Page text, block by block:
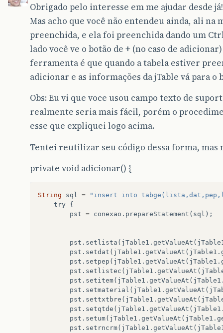
Obrigado pelo interesse em me ajudar desde já!
Mas acho que você não entendeu ainda, ali na
preenchida, e ela foi preenchida dando um
lado você ve o botão de + (no caso de
ferramenta é que quando a tabela estiver
adicionar e as informações da jTable vá para o
Obs: Eu vi que voce usou campo texto de
realmente seria mais fácil, porém o
esse que expliquei logo acima.
Tentei reutilizar seu código dessa forma, mas
private void adicionar() {
String sql =
"insert into
try {
pst = conexao.prepareStatement ( sql );
pst.setlista ( jTable1.getValueAt (
pst.setdat ( jTable1.getValueAt (
pst.setpep ( jTable1.getValueAt (
pst.setlistec ( jTable1.getValueAt (
pst.setitem( jTable1.getValueAt (
pst.setmaterial ( jTable1.getValueAt (
pst.settxtbre ( jTable1.getValueAt (
pst.setqtde ( jTable1.getValueAt (
pst.setum( jTable1.getValueAt (
pst.setrncrm( jTable1.getValueAt (